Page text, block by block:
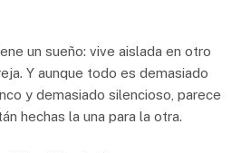
un sueño: vive aislada en otro
Y aunque todo es demasiado
y demasiado silencioso, parece
hechas la una para la otra.